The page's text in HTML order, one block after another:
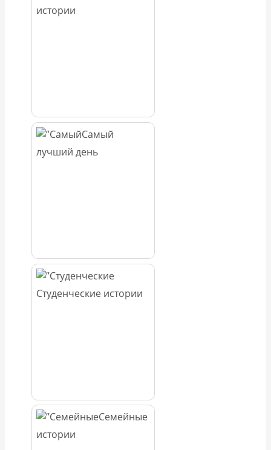
истории
Самый
лучший день
Студенческие истории
Семейные
истории